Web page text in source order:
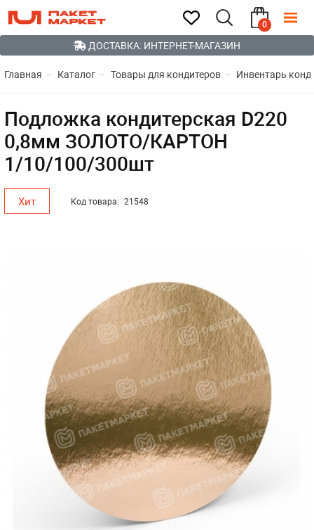
0
ДОСТАВКА: ИНТЕРНЕТ-МАГАЗИН
Главная Каталог Товары для кондитеров Инвентарь
Подложка кондитерская D220
0,8мм ЗОЛОТО/КАРТОН
1/10/100/300шт
Хит Код товара: 21548